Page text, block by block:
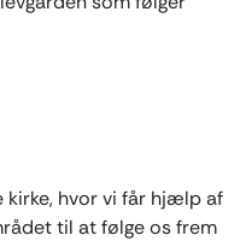
kirke, hvor vi får hjælp af
til at følge os frem